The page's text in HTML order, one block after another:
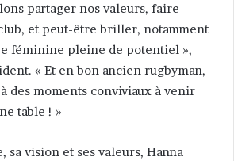
partager nos valeurs, faire
et peut-être briller, notamment
féminine pleine de potentiel »,
« Et en bon ancien rugbyman,
des moments conviviaux à venir
table ! »
sa vision et ses valeurs, Hanna